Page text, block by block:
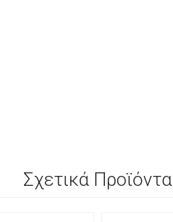
Σχετικά Προϊόντα